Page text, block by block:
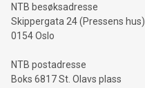
NTB besøksadresse
Skippergata 24 (Pressens hus)
0154 Oslo
NTB postadresse
Boks 6817 St. Olavs plass